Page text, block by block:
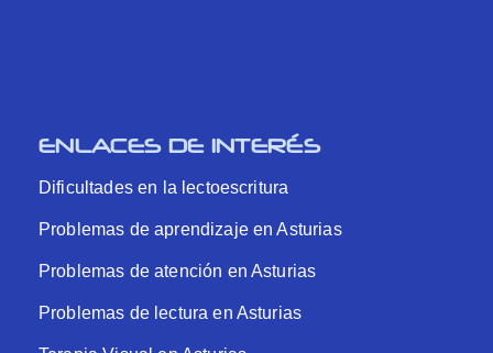
ENLACES DE INTERÉS
Dificultades en la lectoescritura
Problemas de aprendizaje en Asturias
Problemas de atención en Asturias
Problemas de lectura en Asturias